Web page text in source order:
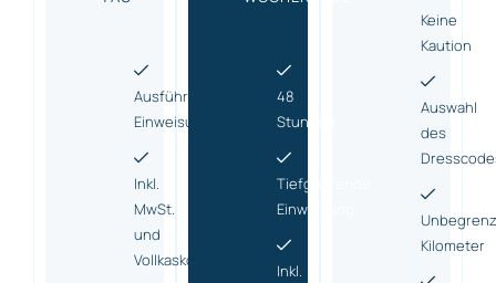
Ausführliche
Einweisung
Inkl.
MwSt.
und
Vollkasko
48
Stunden
Tiefgreifende
Einweisung
Inkl.
Keine
Kaution
Auswahl
des
Kilometer